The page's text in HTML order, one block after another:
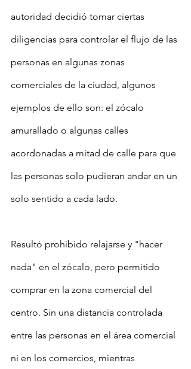
autoridad decidió tomar ciertas
diligencias para controlar el flujo de las
personas en algunas zonas
comerciales de la ciudad, algunos
ejemplos de ello son: el zócalo
amurallado o algunas calles
acordonadas a mitad de calle para que
las personas solo pudieran andar en un
solo sentido a cada lado.
Resultó prohibido relajarse y "hacer
nada" en el zócalo, pero permitido
comprar en la zona comercial del
centro. Sin una distancia controlada
entre las personas en el área comercial
ni en los comercios, mientras